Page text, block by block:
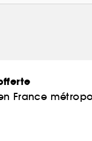
France